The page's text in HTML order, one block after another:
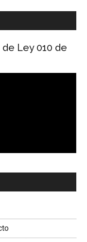
Ley 010 de
01:04
Corporación